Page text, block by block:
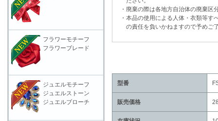
・廃棄の際は各地方自治体の廃棄区
・本品の使用による人体・衣類等す
の責任を負いかねますので予めご
型番
販売価格
フラワーモチーフ
フラワーブレード
ジュエルモチーフ
ジュエルストーン
ジュエルブローチ